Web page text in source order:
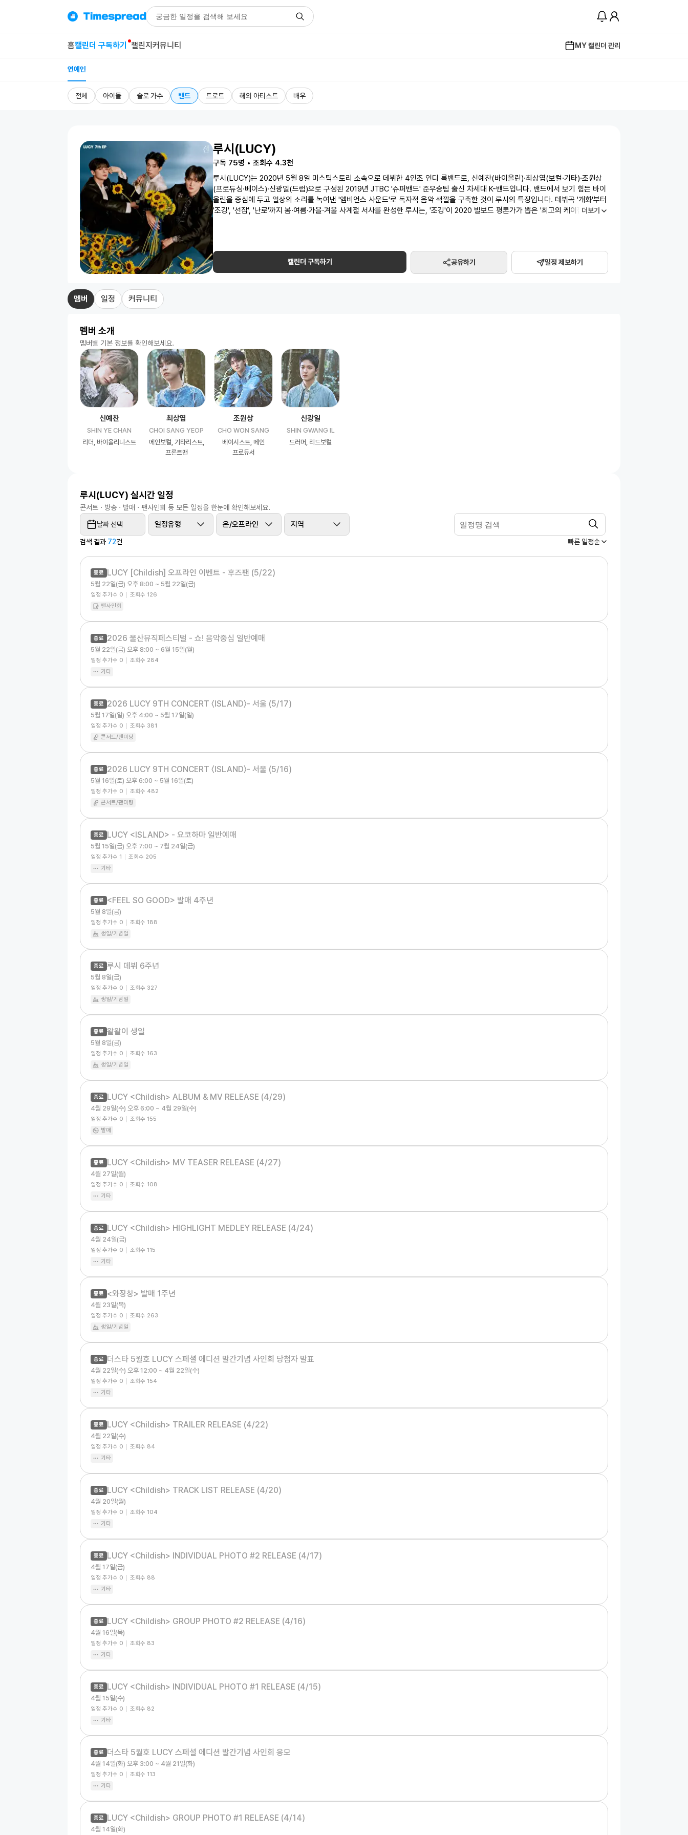
홈캘린더 구독하기 챌린지 커뮤니티 MY 캘린더 관리
연예인
전체 아이돌 솔로 가수 밴드 트로트 해외 아티스트 배우
루시(LUCY)
일
정
캘
린
서
팅
앨
범
구독 75명 • 조회수 4.3천
루시(LUCY)는 2020년 5월 8일 미스틱스토리 소속으로 데뷔한 4인조 인디 록밴드로, 신예찬(바이올린)·최상엽(보컬·기타)·조원상
(프로듀싱·베이스)·신광일(드럼)으로 구성된 2019년 JTBC '슈퍼밴드' 준우승팀 출신 차세대 K-밴드입니다. 밴드에서 보기 힘든 바이
올린을 중심에 두고 일상의 소리를 녹여낸 '앰비언스 사운드'로 독자적 음악 색깔을 구축한 것이 루시의 특징입니다. 데뷔곡 '개화'부터
'조깅', '선잠', '난로'까지 봄·여름·가을·겨울 사계절 서사를 완성한 루시는, '조깅'이 2020 빌보드 평론가가 뽑은 '최고의 케이팝 20'에
정을 한눈에 확인하고 구독하세요! 루시 콘서트 일정부터 팬미팅·방송·행사 등 주요 스케줄 알림까지 받아볼 수 있습니다.
더보기
캘린더 구독하기 공유하기 일정 제보하기
멤버 일정 커뮤니티
멤버 소개
멤버별 기본 정보를 확인해보세요.
신예찬
SHIN YE CHAN
리더, 바이올리니스트
최상엽
CHOI SANG YEOP
메인보컬, 기타리스트,
프론트맨
조원상
CHO WON SANG
베이시스트, 메인
프로듀서
신광일
SHIN GWANG IL
드러머, 리드보컬
루시(LUCY) 실시간 일정
콘서트 · 방송 · 발매 · 팬사인회 등 모든 일정을 한눈에 확인해보세요.
날짜 선택 일정유형 온/오프라인 지역
검색 결과 72건 빠른 일정순
종료 LUCY [Childish] 오프라인 이벤트 - 후즈팬 (5/22)
5월 22일(금) 오후 8:00 ~ 5월 22일(금)
일정 추가수 0 조회수 126
팬사인회
종료 2026 울산뮤직페스티벌 - 쇼! 음악중심 일반예매
5월 22일(금) 오후 8:00 ~ 6월 15일(월)
일정 추가수 0 조회수 284
기타
종료 2026 LUCY 9TH CONCERT 〈ISLAND〉- 서울 (5/17)
5월 17일(일) 오후 4:00 ~ 5월 17일(일)
일정 추가수 0 조회수 381
콘서트/팬미팅
종료 2026 LUCY 9TH CONCERT 〈ISLAND〉- 서울 (5/16)
5월 16일(토) 오후 6:00 ~ 5월 16일(토)
일정 추가수 0 조회수 482
콘서트/팬미팅
종료 LUCY <ISLAND> - 요코하마 일반예매
5월 15일(금) 오후 7:00 ~ 7월 24일(금)
일정 추가수 1 조회수 205
기타
종료 <FEEL SO GOOD> 발매 4주년
5월 8일(금)
일정 추가수 0 조회수 188
생일/기념일
종료 루시 데뷔 6주년
5월 8일(금)
일정 추가수 0 조회수 327
생일/기념일
종료 왈왈이 생일
5월 8일(금)
일정 추가수 0 조회수 163
생일/기념일
종료 LUCY <Childish> ALBUM & MV RELEASE (4/29)
4월 29일(수) 오후 6:00 ~ 4월 29일(수)
일정 추가수 0 조회수 155
발매
종료 LUCY <Childish> MV TEASER RELEASE (4/27)
4월 27일(월)
일정 추가수 0 조회수 108
기타
종료 LUCY <Childish> HIGHLIGHT MEDLEY RELEASE (4/24)
4월 24일(금)
일정 추가수 0 조회수 115
기타
종료 <와장창> 발매 1주년
4월 23일(목)
일정 추가수 0 조회수 263
생일/기념일
종료 더스타 5월호 LUCY 스페셜 에디션 발간기념 사인회 당첨자 발표
4월 22일(수) 오후 12:00 ~ 4월 22일(수)
일정 추가수 0 조회수 154
기타
종료 LUCY <Childish> TRAILER RELEASE (4/22)
4월 22일(수)
일정 추가수 0 조회수 84
기타
종료 LUCY <Childish> TRACK LIST RELEASE (4/20)
4월 20일(월)
일정 추가수 0 조회수 104
기타
종료 LUCY <Childish> INDIVIDUAL PHOTO #2 RELEASE (4/17)
4월 17일(금)
일정 추가수 0 조회수 88
기타
종료 LUCY <Childish> GROUP PHOTO #2 RELEASE (4/16)
4월 16일(목)
일정 추가수 0 조회수 83
기타
종료 LUCY <Childish> INDIVIDUAL PHOTO #1 RELEASE (4/15)
4월 15일(수)
일정 추가수 0 조회수 82
기타
종료 더스타 5월호 LUCY 스페셜 에디션 발간기념 사인회 응모
4월 14일(화) 오후 3:00 ~ 4월 21일(화)
일정 추가수 0 조회수 113
기타
종료 LUCY <Childish> GROUP PHOTO #1 RELEASE (4/14)
4월 14일(화)